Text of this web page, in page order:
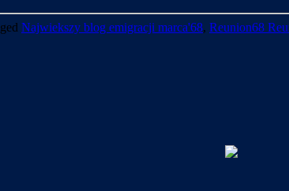
Najwiekszy blog emigracji marca'68, Reunion68